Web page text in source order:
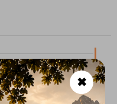
✖